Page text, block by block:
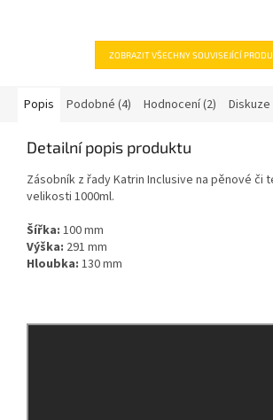
ZOBRAZIT VŠECHNY SOUVISEJÍCÍ
Popis Podobné (4) Hodnocení (2) Diskuze
Detailní popis produktu
Zásobník z řady Katrin Inclusive na pěnové či
velikosti 1000ml.
Šířka: 100 mm
Výška: 291 mm
Hloubka: 130 mm